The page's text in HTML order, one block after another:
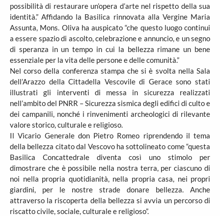
possibilità di restaurare un’opera d’arte nel rispetto della sua
identità.” Affidando la Basilica rinnovata alla Vergine Maria
Assunta, Mons. Oliva ha auspicato “che questo luogo continui
a essere spazio di ascolto, celebrazione e annuncio, e un segno
di speranza in un tempo in cui la bellezza rimane un bene
essenziale per la vita delle persone e delle comunità.”
Nel corso della conferenza stampa che si è svolta nella Sala
dell’Arazzo della Cittadella Vescovile di Gerace sono stati
illustrati gli interventi di messa in sicurezza realizzati
nell’ambito del PNRR – Sicurezza sismica degli edifici di culto e
dei campanili, nonché i rinvenimenti archeologici di rilevante
valore storico, culturale e religioso.
Il Vicario Generale don Pietro Romeo riprendendo il tema
della bellezza citato dal Vescovo ha sottolineato come “questa
Basilica Concattedrale diventa così uno stimolo per
dimostrare che è possibile nella nostra terra, per ciascuno di
noi nella propria quotidianità, nella propria casa, nei propri
giardini, per le nostre strade donare bellezza. Anche
attraverso la riscoperta della bellezza si avvia un percorso di
riscatto civile, sociale, culturale e religioso”.